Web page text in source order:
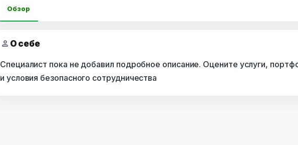
Обзор
person О себе
Специалист пока не добавил подробное описание. Оцените услуги,
и условия безопасного сотрудничества